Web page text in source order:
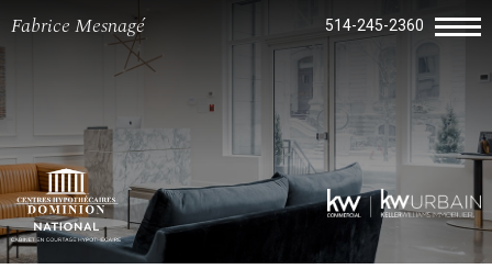
Fabrice Mesnagé 514-245-2360